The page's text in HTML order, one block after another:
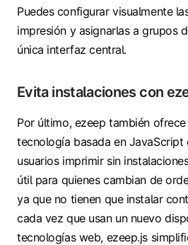
Puedes configurar visualmente
impresión y asignarlas a grupos
única interfaz central.
Evita instalaciones con
Por último, ezeep también ofrece
tecnología basada en JavaScript
usuarios imprimir sin
útil para quienes cambian de
ya que no tienen que instalar
cada vez que usan un nuevo
tecnologías web, ezeep.js